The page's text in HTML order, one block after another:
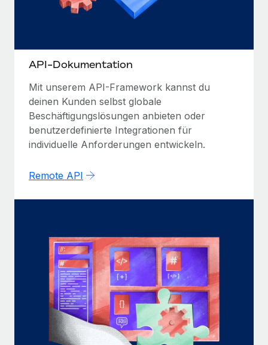
Mehr erfahren
API-Dokumentation
Mit unserem API-Framework kannst du
deinen Kunden selbst globale
Beschäftigungslösungen anbieten oder
benutzerdefinierte Integrationen für
individuelle Anforderungen entwickeln.
Remote API